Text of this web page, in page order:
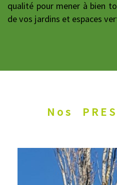
qualité pour mener à bien
de vos jardins et espaces
Nos